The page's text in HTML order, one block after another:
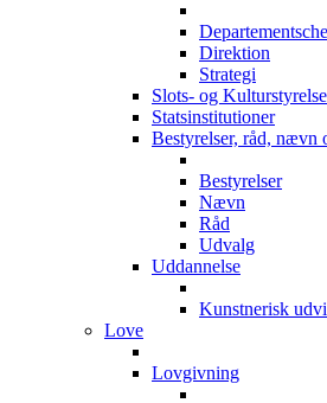
Direktion
Strategi
Slots- og
Statsinstitutioner
Bestyrelser, råd, nævn
Bestyrelser
Nævn
Råd
Udvalg
Uddannelse
Kunstnerisk
Love
Lovgivning